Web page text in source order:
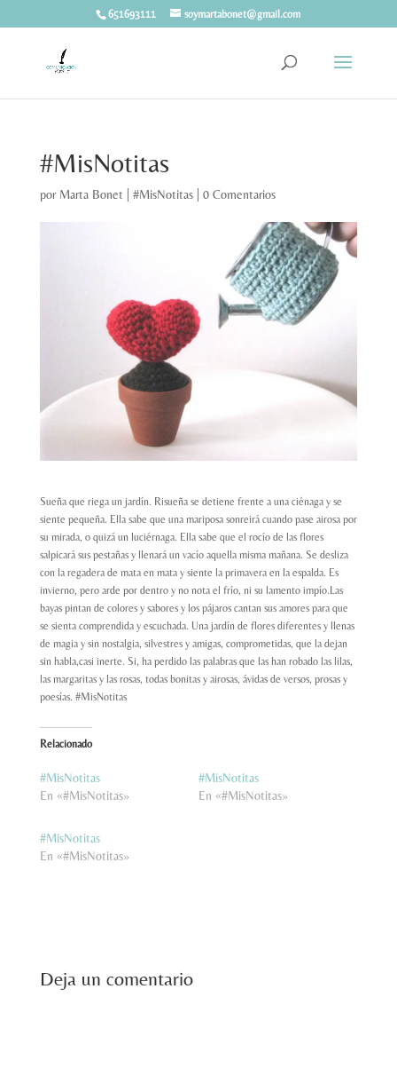
651693111 soymartabonet@gmail.com
#MisNotitas
por Marta Bonet #MisNotitas| 0 Comentarios
Sueña que riega un jardín. Risueña se detiene frente a una ciénaga y se
siente pequeña. Ella sabe que una mariposa sonreirá cuando pase airosa por
su mirada, o quizá un luciérnaga. Ella sabe que el rocío de las flores
salpicará sus pestañas y llenará un vacío aquella misma mañana. Se desliza
con la regadera de mata en mata y siente la primavera en la espalda. Es
invierno, pero arde por dentro y no nota el frío, ni su lamento impío.Las
bayas pintan de colores y sabores y los pájaros cantan sus amores para que
se sienta comprendida y escuchada. Una jardín de flores diferentes y llenas
de magia y sin nostalgia, silvestres y amigas, comprometidas, que la dejan
sin habla,casi inerte. Si, ha perdido las palabras que las han robado las lilas,
las margaritas y las rosas, todas bonitas y airosas, ávidas de versos, prosas y
poesías. #MisNotitas
Relacionado
#MisNotitas
En «#MisNotitas»
#MisNotitas
En «#MisNotitas»
#MisNotitas
En «#MisNotitas»
Deja un comentario